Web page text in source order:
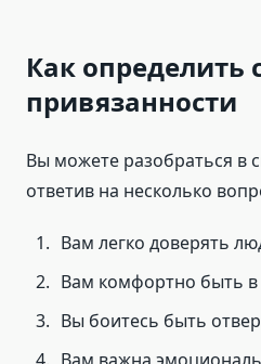
Как определить
привязанности
Вы можете разобраться в
ответив на несколько
Вам легко доверять
Вам комфортно быть в
Вы боитесь быть